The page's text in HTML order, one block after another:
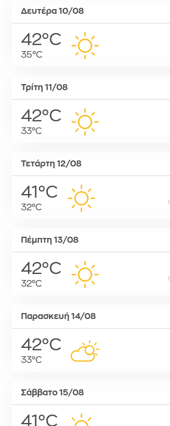
Δευτέρα 10/08
42°C
35°C
Τρίτη 11/08
42°C
33°C
Τετάρτη 12/08
41°C
32°C
Πέμπτη 13/08
42°C
32°C
Παρασκευή 14/08
42°C
33°C
Σάββατο 15/08
41°C